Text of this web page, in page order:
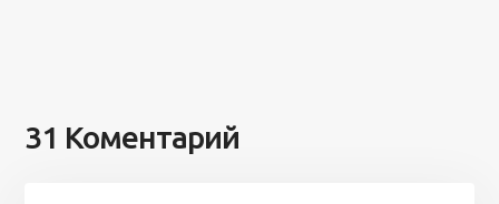
31 Коментарий